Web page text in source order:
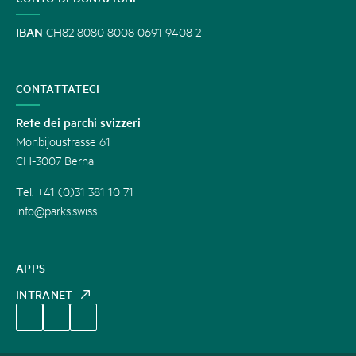
APPS
INTRANET
IBAN CH82 8080 8008 0691 9408 2
CONTATTATECI
Rete dei parchi svizzeri
Monbijoustrasse 61
CH-3007 Berna
Tel. +41 (0)31 381 10 71
info@parks.swiss